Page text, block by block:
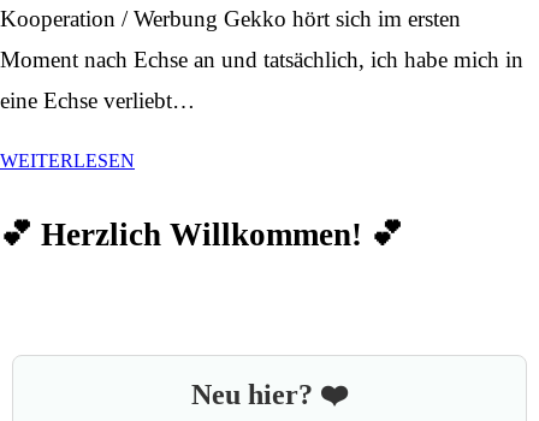
Kooperation / Werbung Gekko hört sich im ersten
Moment nach Echse an und tatsächlich, ich habe mich in
eine Echse verliebt…
WEITERLESEN
💕 Herzlich Willkommen! 💕
Neu hier? ❤️